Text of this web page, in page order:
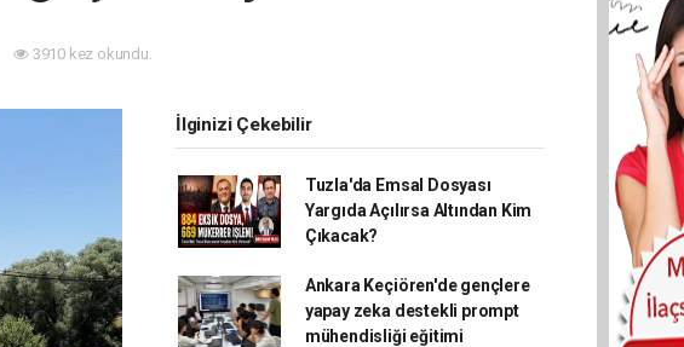
3910 kez okundu.
İlginizi Çekebilir
Tuzla'da Emsal Dosyası
Yargıda Açılırsa Altından Kim
Çıkacak?
Ankara Keçiören'de gençlere
yapay zeka destekli prompt
mühendisliği eğitimi